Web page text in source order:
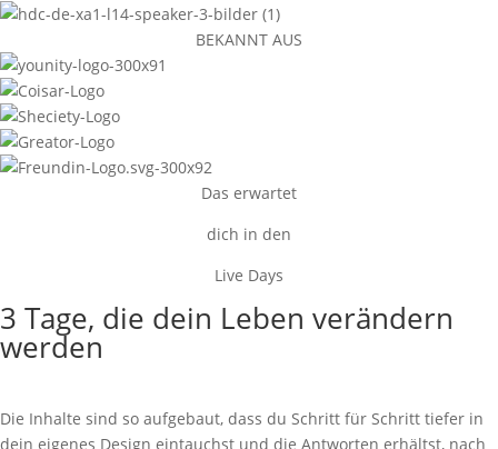
BEKANNT AUS
Das erwartet
dich in den
Live Days
3 Tage, die dein Leben verändern
werden
Die Inhalte sind so aufgebaut, dass du Schritt für Schritt tiefer in
dein eigenes Design eintauchst und die Antworten erhältst, nach